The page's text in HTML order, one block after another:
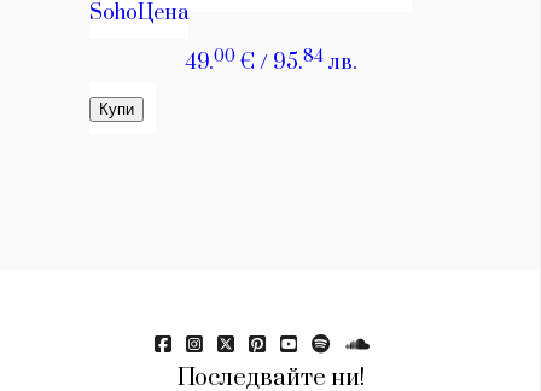
Последвайте ни!